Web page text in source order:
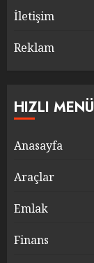
İletişim
Reklam
HIZLI MENÜ
Anasayfa
Araçlar
Emlak
Finans